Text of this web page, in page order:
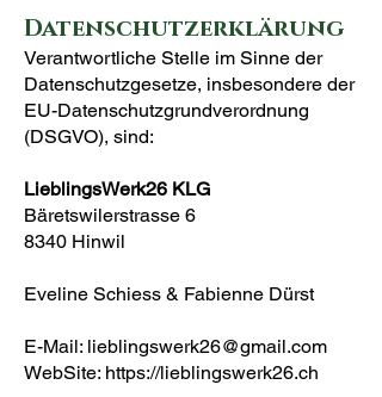
Datenschutzerklärung
Verantwortliche Stelle im Sinne der
Datenschutzgesetze, insbesondere der
EU-Datenschutzgrundverordnung
(DSGVO), sind:
LieblingsWerk26 KLG
Bäretswilerstrasse 6
8340 Hinwil
Eveline Schiess & Fabienne Dürst
E-Mail: lieblingswerk26@gmail.com
WebSite: https://lieblingswerk26.ch